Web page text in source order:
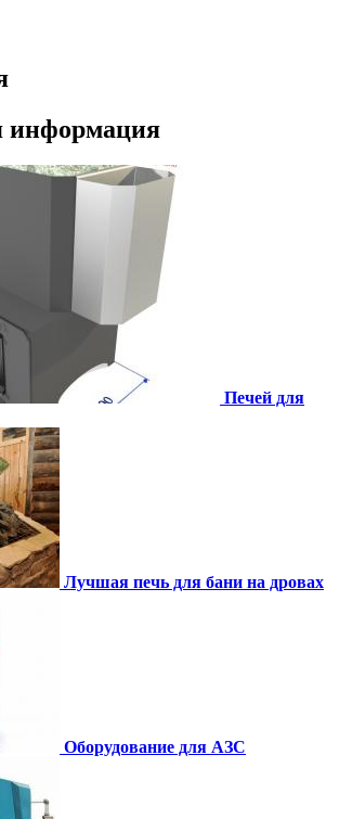
информация
Печей для
Лучшая печь для бани на дровах
Оборудование для АЗС